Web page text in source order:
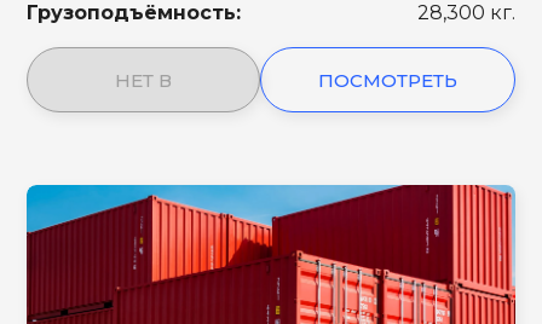
Грузоподъёмность:
28,300 кг.
НЕТ В ПОСМОТРЕТЬ